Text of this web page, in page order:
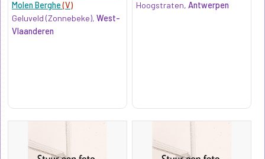
Molen Berghe(V)
Geluveld (Zonnebeke), West-
Vlaanderen
Hoogstraten,Antwerpen